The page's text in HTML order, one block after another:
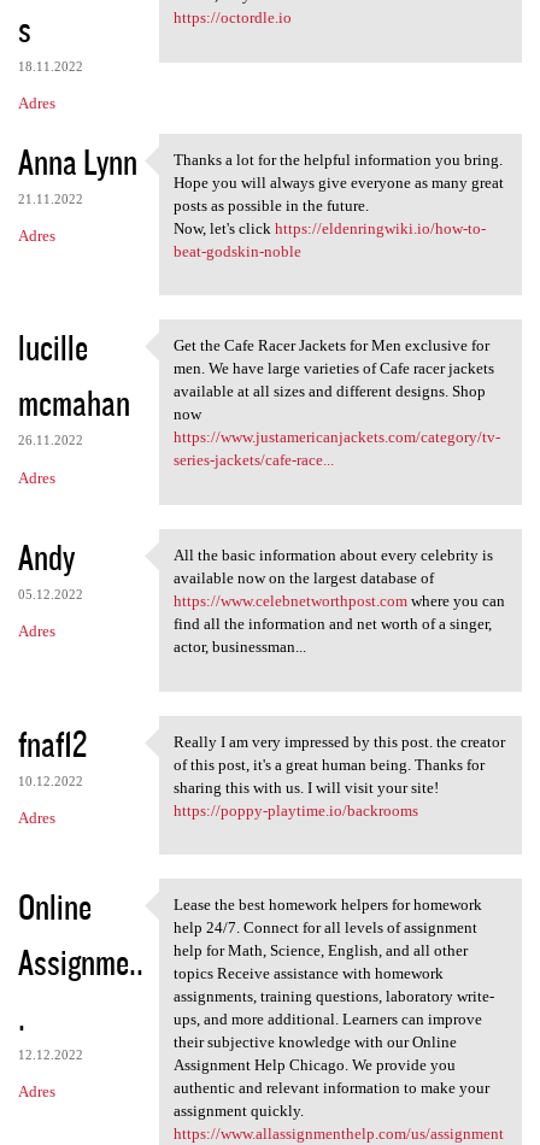
s
18.11.2022
Adres
https://octordle.io
Anna Lynn
21.11.2022
Adres
Thanks a lot for the helpful
Thanks a lot for the helpful information you bring.
Hope you will always give everyone as many great
posts as possible in the future.
Now, let's click https://eldenringwiki.io/how-to-
beat-godskin-noble
lucille
mcmahan
26.11.2022
Adres
Get the Cafe Racer Jackets
Get the Cafe Racer Jackets for Men exclusive for
men. We have large varieties of Cafe racer jackets
available at all sizes and different designs. Shop
now
https://www.justamericanjackets.com/category/tv-
series-jackets/cafe-race...
Andy
05.12.2022
Adres
All the basic information
All the basic information about every celebrity is
available now on the largest database of
https://www.celebnetworthpost.comwhere you can
find all the information and net worth of a singer,
actor, businessman...
fnaf12
10.12.2022
Adres
Really I am very impressed by
Really I am very impressed by this post. the creator
of this post, it's a great human being. Thanks for
sharing this with us. I will visit your site!
https://poppy-playtime.io/backrooms
Online
Assignme..
.
12.12.2022
Adres
Lease the best homework
Lease the best homework helpers for homework
help 24/7. Connect for all levels of assignment
help for Math, Science, English, and all other
topics Receive assistance with homework
assignments, training questions, laboratory write-
ups, and more additional. Learners can improve
their subjective knowledge with our Online
Assignment Help Chicago. We provide you
authentic and relevant information to make your
assignment quickly.
https://www.allassignmenthelp.com/us/assignment